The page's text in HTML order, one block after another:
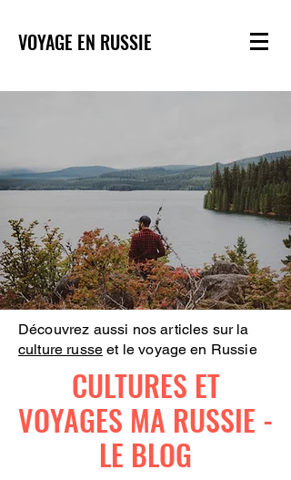
VOYAGE EN RUSSIE
Découvrez aussi nos articles sur la
culture russe et le voyage en Russie
CULTURES ET
VOYAGES MA RUSSIE -
LE BLOG